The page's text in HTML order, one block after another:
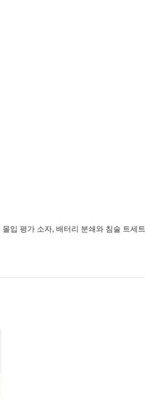
몰입 평가 소자, 배터리 분쇄와 침술 트세트